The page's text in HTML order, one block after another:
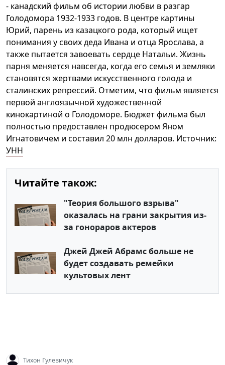
- канадский фильм об истории любви в разгар
Голодомора 1932-1933 годов. В центре картины
Юрий, парень из казацкого рода, который ищет
понимания у своих деда Ивана и отца Ярослава, а
также пытается завоевать сердце Натальи. Жизнь
парня меняется навсегда, когда его семья и земляки
становятся жертвами искусственного голода и
сталинских репрессий. Отметим, что фильм является
первой англоязычной художественной
кинокартиной о Голодоморе. Бюджет фильма был
полностью предоставлен продюсером Яном
Игнатовичем и составил 20 млн долларов. Источник:
УНН
Читайте також:
"Теория большого взрыва"
оказалась на грани закрытия из-
за гонораров актеров
Джей Джей Абрамс больше не
будет создавать ремейки
культовых лент
Тихон Гулевичук